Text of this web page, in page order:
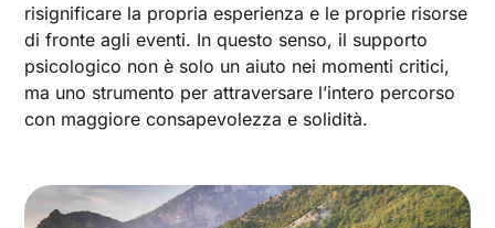
risignificare la propria esperienza e le proprie risorse
di fronte agli eventi. In questo senso, il supporto
psicologico non è solo un aiuto nei momenti critici,
ma uno strumento per attraversare l’intero percorso
con maggiore consapevolezza e solidità.